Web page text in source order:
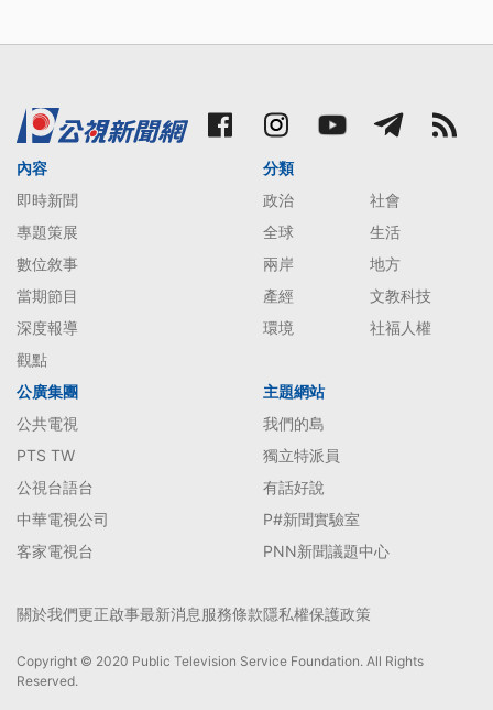
內容
即時新聞
專題策展
數位敘事
當期節目
深度報導
觀點
分類
政治
社會
全球
生活
兩岸
地方
產經
文教科技
環境
社福人權
公廣集團
公共電視
PTS TW
公視台語台
中華電視公司
客家電視台
主題網站
我們的島
獨立特派員
有話好說
P#新聞實驗室
PNN新聞議題中心
關於我們更正啟事最新消息服務條款隱私權保護政策
Copyright © 2020 Public Television Service Foundation. All Rights
Reserved.